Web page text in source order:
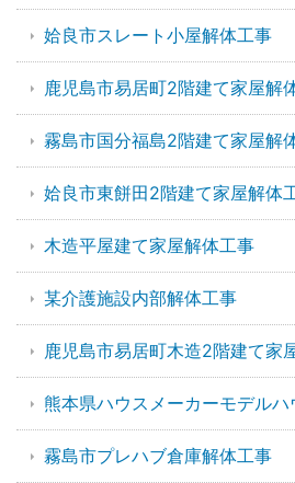
姶良市スレート小屋解体工事
鹿児島市易居町2階建て家屋解
霧島市国分福島2階建て家屋解
姶良市東餅田2階建て家屋解体
木造平屋建て家屋解体工事
某介護施設内部解体工事
鹿児島市易居町木造2階建て家
熊本県ハウスメーカーモデル
霧島市プレハブ倉庫解体工事